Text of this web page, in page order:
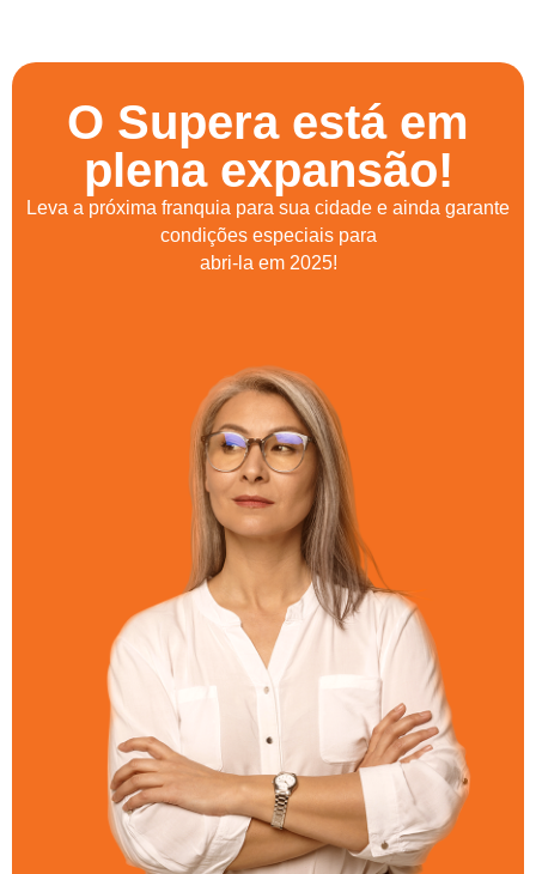
O Supera está em
plena expansão!
Leva a próxima franquia para sua cidade e ainda garante
condições especiais para
abri-la em 2025!